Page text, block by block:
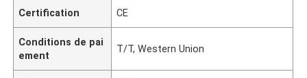
Certification CE
Conditions de pai
ement
T/T, Western Union